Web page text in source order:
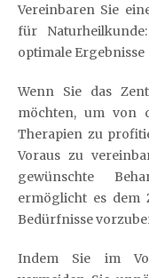
Vereinbaren Sie
für
optimale Ergebnisse
Wenn Sie das
möchten, um von
Therapien zu
Voraus zu
gewünschte
ermöglicht es dem
Bedürfnisse
Indem Sie im